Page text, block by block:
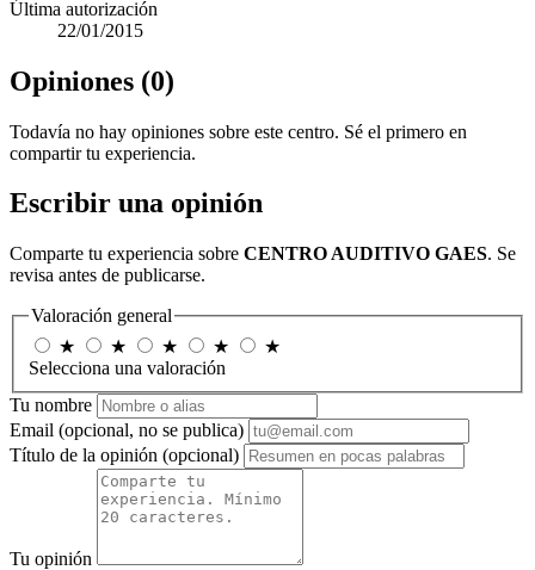
Última autorización
22/01/2015
Opiniones (0)
Todavía no hay opiniones sobre este centro. Sé el primero en
compartir tu experiencia.
Escribir una opinión
Comparte tu experiencia sobre CENTRO AUDITIVO GAES. Se
revisa antes de publicarse.
Valoración general
★
★ ★ ★
★
Selecciona una valoración
Tu nombre
Email (opcional, no se publica)
Título de la opinión (opcional)
Tu opinión